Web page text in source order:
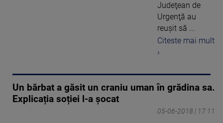
Judeţean de
Urgenţă au
reuşit să ...
Citeste mai mult
›
Un bărbat a găsit un craniu uman în grădina sa.
Explicația soției l-a șocat
05-06-2018 | 17:11